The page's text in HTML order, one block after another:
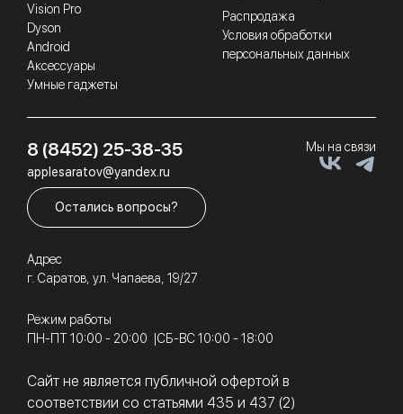
Vision Pro
Dyson
Android
Аксессуары
Умные гаджеты
Распродажа
Условия обработки
персональных данных
8 (8452) 25-38-35
applesaratov@yandex.ru
Остались вопросы?
Адрес
г. Саратов, ул. Чапаева, 19/27
Режим работы
ПН-ПТ 10:00 - 20:00
СБ-ВС 10:00 - 18:00
Сайт не является публичной офертой в
соответствии со статьями 435 и 437 (2)
Мы на связи